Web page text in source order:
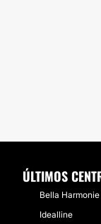
ÚLTIMOS
Bella Harmonie
Idealline